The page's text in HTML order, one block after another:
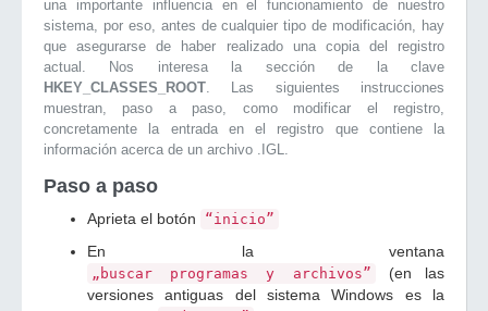
una importante influencia en el funcionamiento de nuestro
sistema, por eso, antes de cualquier tipo de modificación, hay
que asegurarse de haber realizado una copia del registro
actual. Nos interesa la sección de la clave
HKEY_CLASSES_ROOT. Las siguientes instrucciones
muestran, paso a paso, como modificar el registro,
concretamente la entrada en el registro que contiene la
información acerca de un archivo .IGL.
Paso a paso
Aprieta el botón “inicio”
En la ventana
„buscar programas y archivos”
(en las
versiones antiguas del sistema Windows es la